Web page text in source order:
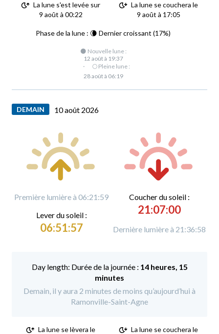
La lune s'est levée sur
9 août à 00:22
La lune se couchera le
9 août à 17:05
Phase de la lune : 🌘 Dernier croissant (17%)
🌑 Nouvelle lune :
12 août à 19:37
·
🌕 Pleine lune :
28 août à 06:19
DEMAIN 10 août 2026
Première lumière à 06:21:59
Lever du soleil :
06:51:57
Coucher du soleil :
21:07:00
Dernière lumière à 21:36:58
Durée de la journée : 14 heures, 15
minutes
Demain, il y aura 2 minutes de moins qu’aujourd’hui à
Ramonville-Saint-Agne
La lune se lèvera le
La lune se couchera le